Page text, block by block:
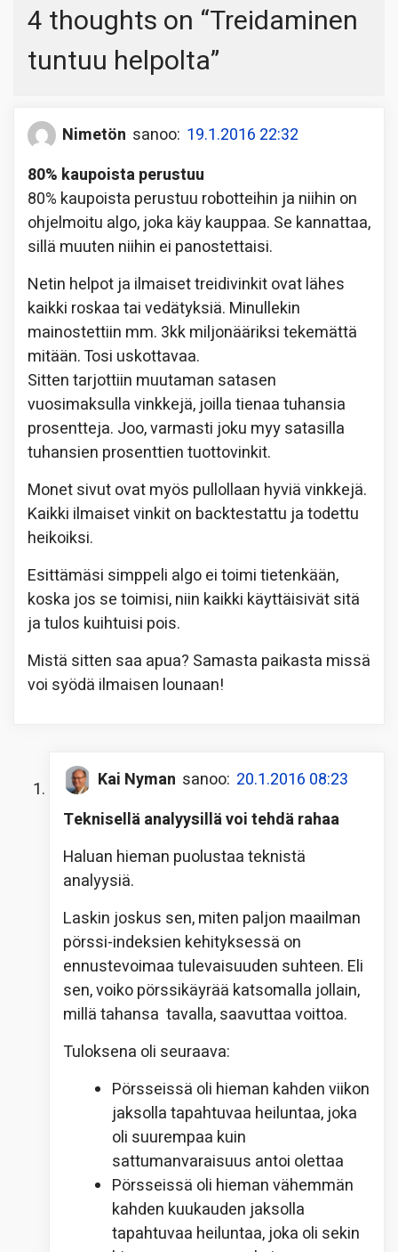
4 thoughts on “Treidaminen
tuntuu helpolta”
Nimetön sanoo: 19.1.2016 22:32
80% kaupoista perustuu
80% kaupoista perustuu robotteihin ja niihin on
ohjelmoitu algo, joka käy kauppaa. Se kannattaa,
sillä muuten niihin ei panostettaisi.
Netin helpot ja ilmaiset treidivinkit ovat lähes
kaikki roskaa tai vedätyksiä. Minullekin
mainostettiin mm. 3kk miljonääriksi tekemättä
mitään. Tosi uskottavaa.
Sitten tarjottiin muutaman satasen
vuosimaksulla vinkkejä, joilla tienaa tuhansia
prosentteja. Joo, varmasti joku myy satasilla
tuhansien prosenttien tuottovinkit.
Monet sivut ovat myös pullollaan hyviä vinkkejä.
Kaikki ilmaiset vinkit on backtestattu ja todettu
heikoiksi.
Esittämäsi simppeli algo ei toimi tietenkään,
koska jos se toimisi, niin kaikki käyttäisivät sitä
ja tulos kuihtuisi pois.
Mistä sitten saa apua? Samasta paikasta missä
voi syödä ilmaisen lounaan!
Kai Nyman sanoo: 20.1.2016 08:23
Teknisellä analyysillä voi tehdä rahaa
Haluan hieman puolustaa teknistä
analyysiä.
Laskin joskus sen, miten paljon maailman
pörssi-indeksien kehityksessä on
ennustevoimaa tulevaisuuden suhteen. Eli
sen, voiko pörssikäyrää katsomalla jollain,
millä tahansa tavalla, saavuttaa voittoa.
Tuloksena oli seuraava:
Pörsseissä oli hieman kahden viikon
jaksolla tapahtuvaa heiluntaa, joka
oli suurempaa kuin
sattumanvaraisuus antoi olettaa
Pörsseissä oli hieman vähemmän
kahden kuukauden jaksolla
tapahtuvaa heiluntaa, joka oli sekin